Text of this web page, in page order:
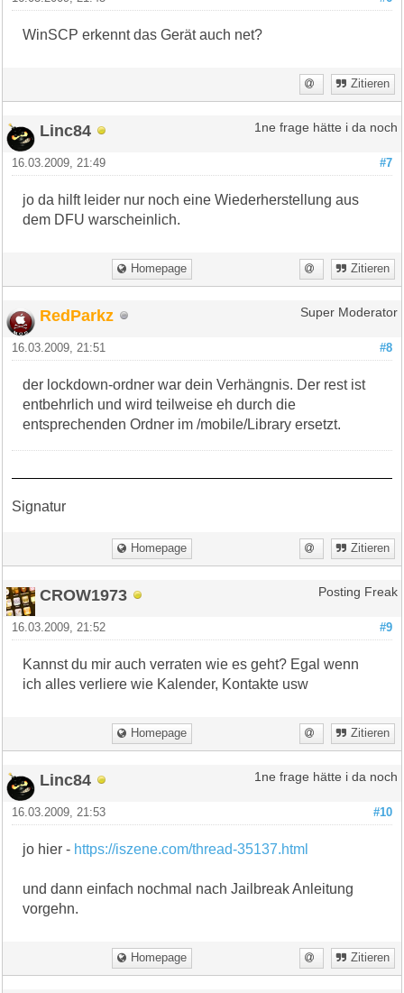
WinSCP erkennt das Gerät auch net?
Zitieren
Linc84 1ne frage hätte i da noch
#7
16.03.2009, 21:49
jo da hilft leider nur noch eine Wiederherstellung aus
dem DFU warscheinlich.
Homepage Zitieren
RedParkz Super Moderator
#8
16.03.2009, 21:51
der lockdown-ordner war dein Verhängnis. Der rest ist
entbehrlich und wird teilweise eh durch die
entsprechenden Ordner im /mobile/Library ersetzt.
Signatur
Homepage Zitieren
CROW1973 Posting Freak
#9
16.03.2009, 21:52
Kannst du mir auch verraten wie es geht? Egal wenn
ich alles verliere wie Kalender, Kontakte usw
Homepage Zitieren
Linc84 1ne frage hätte i da noch
#10
16.03.2009, 21:53
jo hier - https://iszene.com/thread-35137.html
und dann einfach nochmal nach Jailbreak Anleitung
vorgehn.
Homepage Zitieren